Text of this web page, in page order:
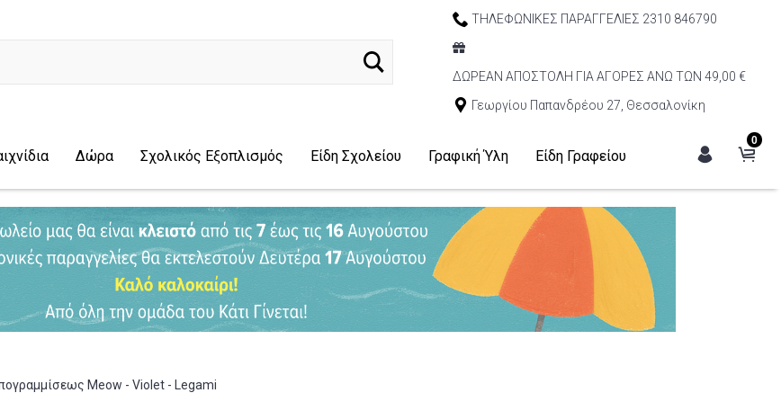
ΤΗΛΕΦΩΝΙΚΕΣ ΠΑΡΑΓΓΕΛΙΕΣ 2310 846790
ΔΩΡΕΑΝ ΑΠΟΣΤΟΛΗ ΓΙΑ ΑΓΟΡΕΣ ΑΝΩ ΤΩΝ 49,00 €
Γεωργίου Παπανδρέου 27, Θεσσαλονίκη
0
Δώρα Σχολικός Εξοπλισμός Είδη Σχολείου Γραφική Ύλη Είδη Γραφείου
Meow - Violet - Legami